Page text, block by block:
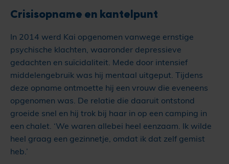
Crisisopname en kantelpunt
In 2014 werd Kai opgenomen vanwege ernstige
psychische klachten, waaronder depressieve
gedachten en suïcidaliteit. Mede door intensief
middelengebruik was hij mentaal uitgeput. Tijdens
deze opname ontmoette hij een vrouw die eveneens
opgenomen was. De relatie die daaruit ontstond
groeide snel en hij trok bij haar in op een camping in
een chalet. ‘We waren allebei heel eenzaam. Ik wilde
heel graag een gezinnetje, omdat ik dat zelf gemist
heb.’